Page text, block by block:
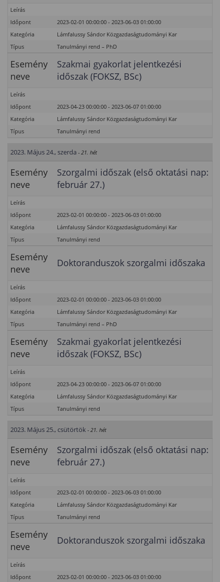
Leírás
Időpont
2023-02-01 00:00:00 - 2023-06-03 01:00:00
Kategória
Lámfalussy Sándor Közgazdaságtudományi Kar
Típus
Tanulmányi rend – PhD
Esemény
neve
Szakmai gyakorlat jelentkezési
időszak (FOKSZ, BSc)
Leírás
Időpont
2023-04-23 00:00:00 - 2023-06-07 01:00:00
Kategória
Lámfalussy Sándor Közgazdaságtudományi Kar
Típus
Tanulmányi rend
2023. Május 24., szerda - 21. hét
Esemény
neve
Szorgalmi időszak (első oktatási nap:
február 27.)
Leírás
Időpont
2023-02-01 00:00:00 - 2023-06-03 01:00:00
Kategória
Lámfalussy Sándor Közgazdaságtudományi Kar
Típus
Tanulmányi rend
Esemény
neve
Doktoranduszok szorgalmi időszaka
Leírás
Időpont
2023-02-01 00:00:00 - 2023-06-03 01:00:00
Kategória
Lámfalussy Sándor Közgazdaságtudományi Kar
Típus
Tanulmányi rend – PhD
Esemény
neve
Szakmai gyakorlat jelentkezési
időszak (FOKSZ, BSc)
Leírás
Időpont
2023-04-23 00:00:00 - 2023-06-07 01:00:00
Kategória
Lámfalussy Sándor Közgazdaságtudományi Kar
Típus
Tanulmányi rend
2023. Május 25., csütörtök - 21. hét
Esemény
neve
Szorgalmi időszak (első oktatási nap:
február 27.)
Leírás
Időpont
2023-02-01 00:00:00 - 2023-06-03 01:00:00
Kategória
Lámfalussy Sándor Közgazdaságtudományi Kar
Típus
Tanulmányi rend
Esemény
neve
Doktoranduszok szorgalmi időszaka
Leírás
Időpont
2023-02-01 00:00:00 - 2023-06-03 01:00:00